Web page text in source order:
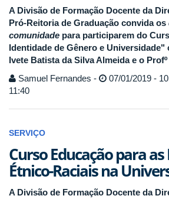
A Divisão de Formação Docente da
Pró-Reitoria de Graduação convida os
comunidade para participarem do
Identidade de Gênero e Universidade"
Ivete Batista da Silva Almeida e o Profº
Samuel Fernandes -
07/01/2019 -
11:40
SERVIÇO
Curso Educação para as
Étnico-Raciais na
A Divisão de Formação Docente da